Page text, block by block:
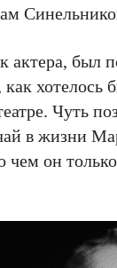
актера, был
как
Чуть
в жизни
чем он